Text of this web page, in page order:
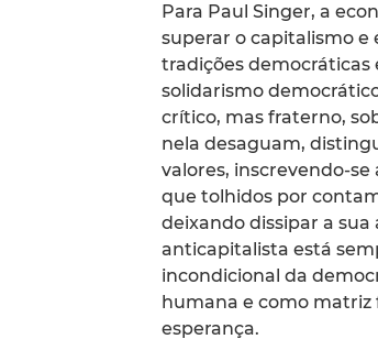
Para Paul Singer, a
superar o capitalismo e
tradições
solidarismo
crítico, mas fraterno,
nela desaguam,
valores, inscrevendo-
que tolhidos por
deixando dissipar a
anticapitalista está
incondicional da
humana e como
esperança.